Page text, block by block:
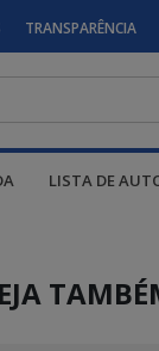
TRANSPARÊNCIA
LISTA DE